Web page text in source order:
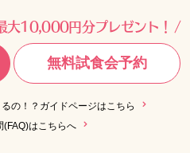
大10,000円分プレゼント！
無料試食会予約
の！？ガイドページはこちら
(FAQ)はこちらへ